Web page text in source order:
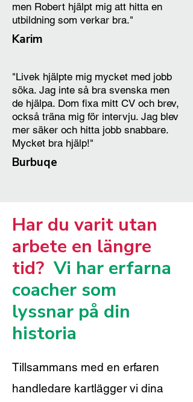
men Robert hjälpt mig att hitta en
utbildning som verkar bra."
Karim
"Livek hjälpte mig mycket med jobb
söka. Jag inte så bra svenska men
de hjälpa. Dom fixa mitt CV och brev,
också träna mig för intervju. Jag blev
mer säker och hitta jobb snabbare.
Mycket bra hjälp!"
Burbuqe
Har du varit utan
arbete en längre
tid?Vi har erfarna
coacher som
lyssnar på din
historia
Tillsammans med en erfaren
handledare kartlägger vi dina